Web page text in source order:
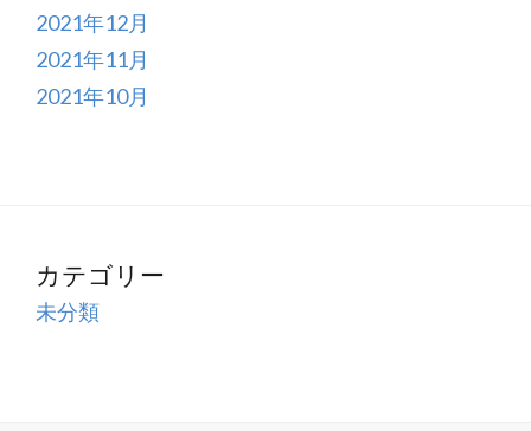
2021年12月
2021年11月
2021年10月
カテゴリー
未分類